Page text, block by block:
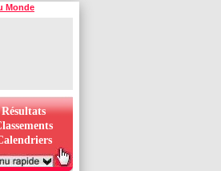
Monde
Résultats